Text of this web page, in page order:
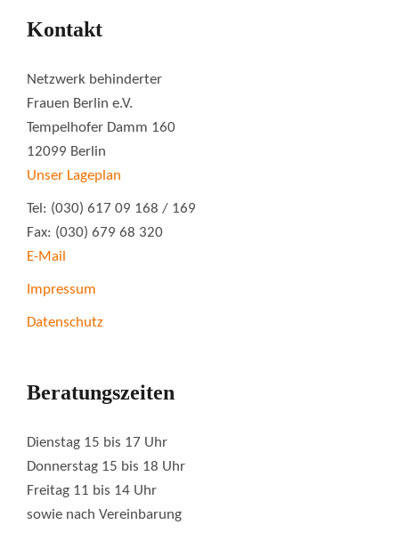
Kontakt
Netzwerk behinderter
Frauen Berlin e.V.
Tempelhofer Damm 160
12099 Berlin
Unser Lageplan
Tel: (030) 617 09 168 / 169
Fax: (030) 679 68 320
E-Mail
Impressum
Datenschutz
Beratungszeiten
Dienstag 15 bis 17 Uhr
Donnerstag 15 bis 18 Uhr
Freitag 11 bis 14 Uhr
sowie nach Vereinbarung